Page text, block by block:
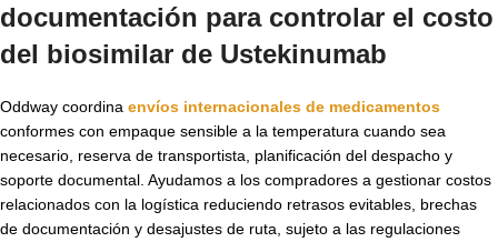
documentación para controlar el costo
del biosimilar de Ustekinumab
Oddway coordina envíos internacionales de medicamentos
conformes con empaque sensible a la temperatura cuando sea
necesario, reserva de transportista, planificación del despacho y
soporte documental. Ayudamos a los compradores a gestionar costos
relacionados con la logística reduciendo retrasos evitables, brechas
de documentación y desajustes de ruta, sujeto a las regulaciones